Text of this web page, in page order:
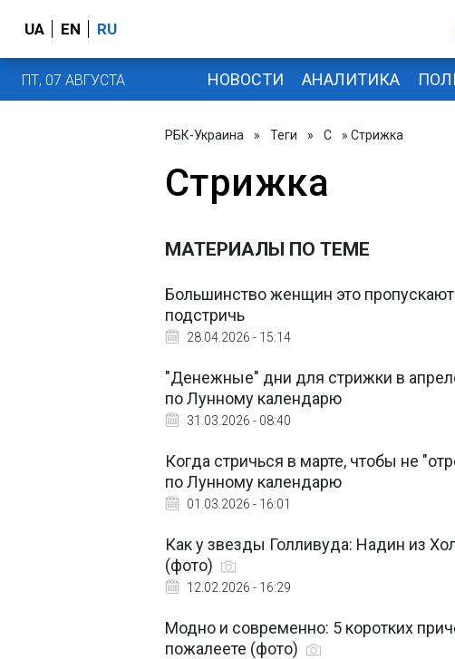
UA EN RU
ПТ, 07 АВГУСТА НОВОСТИ АНАЛИТИКА
РБК-Украина » Теги » С » Стрижка
Стрижка
МАТЕРИАЛЫ ПО ТЕМЕ
Большинство женщин это
подстричь
28.04.2026 - 15:14
"Денежные" дни для стрижки в
по Лунному календарю
31.03.2026 - 08:40
Когда стричься в марте, чтобы не
по Лунному календарю
01.03.2026 - 16:01
Как у звезды Голливуда: Надин из
(фото)
12.02.2026 - 16:29
Модно и современно: 5 коротких
пожалеете (фото)